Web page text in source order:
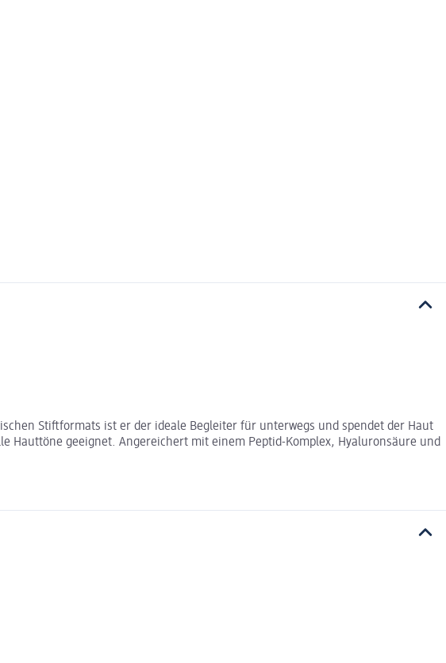
Stiftformats ist er der ideale Begleiter für unterwegs und spendet der Haut
geeignet. Angereichert mit einem Peptid-Komplex, Hyaluronsäure und